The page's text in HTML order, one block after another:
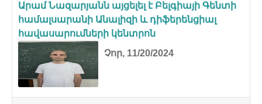
Արամ Նազարյանն այցելել է Բելգիայի Գենտի
համալսարանի Անալիզի և դիֆերենցիալ
հավասարումների կենտրոն
Չոր, 11/20/2024